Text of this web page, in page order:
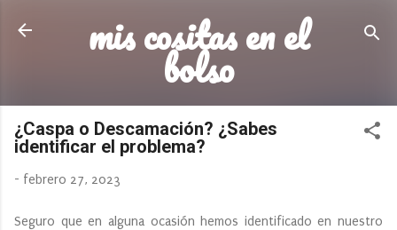
Ir al contenido principal
mis cositas en el
bolso
¿Caspa o Descamación? ¿Sabes
identificar el problema?
- febrero 27, 2023
Seguro que en alguna ocasión hemos identificado en nuestro